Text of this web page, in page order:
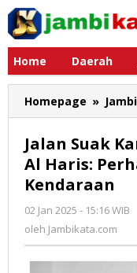
Lewati
konten
Home
Daerah
Homepage » Jambi
Jalan Suak
Al Haris:
Kendaraan
02 Jan 2025 - 15:16 WIB
oleh Jambikata.com